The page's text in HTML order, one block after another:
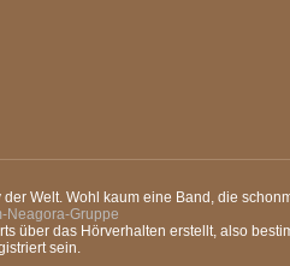
Welt. Wohl kaum eine Band, die
Neagora-Gruppe
über das Hörverhalten erstellt, also
sein.